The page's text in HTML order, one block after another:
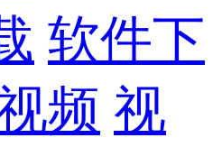
软件下
频 视